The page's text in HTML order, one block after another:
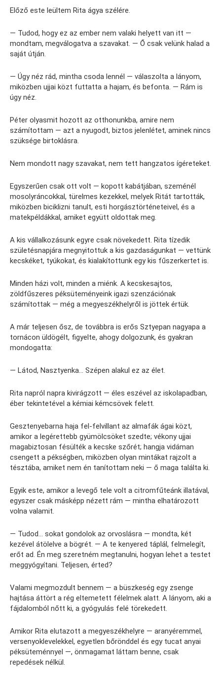
Előző este leültem Rita ágya szélére.
— Tudod, hogy ez az ember nem valaki helyett van itt —
mondtam, megválogatva a szavakat. — Ő csak velünk halad a
saját útján.
— Úgy néz rád, mintha csoda lennél — válaszolta a lányom,
miközben ujjai közt futtatta a hajam, és befonta. — Rám is
úgy néz.
Péter olyasmit hozott az otthonunkba, amire nem
számítottam — azt a nyugodt, biztos jelenlétet, aminek nincs
szüksége birtoklásra.
Nem mondott nagy szavakat, nem tett hangzatos ígéreteket.
Egyszerűen csak ott volt — kopott kabátjában, szeménél
mosolyráncokkal, türelmes kezekkel, melyek Ritát tartották,
miközben biciklizni tanult, esti horgásztörténeteivel, és a
matekpéldákkal, amiket együtt oldottak meg.
A kis vállalkozásunk egyre csak növekedett. Rita tízedik
születésnapjára megnyitottuk a kis gazdaságunkat — vettünk
kecskéket, tyúkokat, és kialakítottunk egy kis fűszerkertet is.
Minden házi volt, minden a miénk. A kecskesajtos,
zöldfűszeres péksüteményeink igazi szenzációnak
számítottak — még a megyeszékhelyről is jöttek értük.
A már teljesen ősz, de továbbra is erős Sztyepan nagyapa a
tornácon üldögélt, figyelte, ahogy dolgozunk, és gyakran
mondogatta:
— Látod, Nasztyenka… Szépen alakul ez az élet.
Rita napról napra kivirágzott — éles eszével az iskolapadban,
éber tekintetével a kémiai kémcsövek felett.
Gesztenyebarna haja fel-felvillant az almafák ágai közt,
amikor a legérettebb gyümölcsöket szedte; vékony ujjai
magabiztosan fésülték a kecske szőrét; hangja vidáman
csengett a pékségben, miközben olyan mintákat rajzolt a
tésztába, amiket nem én tanítottam neki — ő maga találta ki.
Egyik este, amikor a levegő tele volt a citromfűteánk illatával,
egyszer csak másképp nézett rám — mintha elhatározott
volna valamit.
— Tudod… sokat gondolok az orvoslásra — mondta, két
kezével átölelve a bögrét. — A te kenyered táplál, felmelegít,
erőt ad. Én meg szeretném megtanulni, hogyan lehet a testet
meggyógyítani. Teljesen, érted?
Valami megmozdult bennem — a büszkeség egy zsenge
hajtása áttört a rég eltemetett félelmek alatt. A lányom, aki a
fájdalomból nőtt ki, a gyógyulás felé törekedett.
Amikor Rita elutazott a megyeszékhelyre — aranyéremmel,
versenyoklevelekkel, egyetlen bőrönddel és egy tucat anyai
péksüteménnyel —, önmagamat láttam benne, csak
repedések nélkül.